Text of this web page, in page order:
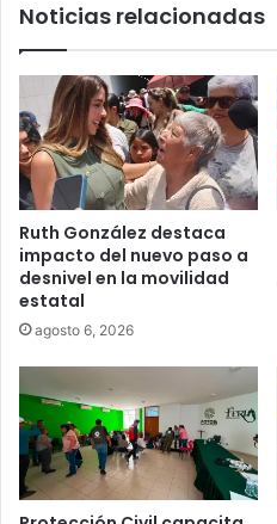
Noticias relacionadas
Ruth González destaca
impacto del nuevo paso a
desnivel en la movilidad
estatal
agosto 6, 2026